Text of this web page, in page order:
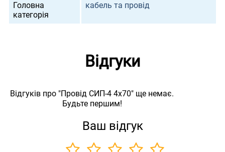
Головна
категорія
кабель та провід
Відгуки
Відгуків про "Провід СИП-4 4х70" ще немає.
Будьте першим!
Ваш відгук